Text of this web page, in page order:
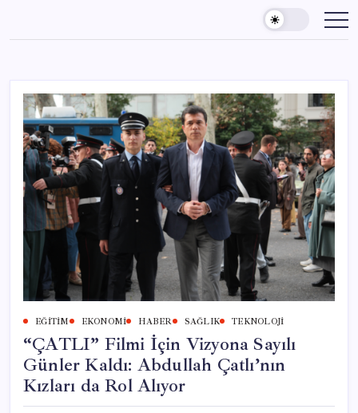
content
EĞITIM EKONOMI HABER SAĞLIK TEKNOLOJI
“ÇATLI” Filmi İçin Vizyona Sayılı
Günler Kaldı: Abdullah Çatlı’nın
Kızları da Rol Alıyor